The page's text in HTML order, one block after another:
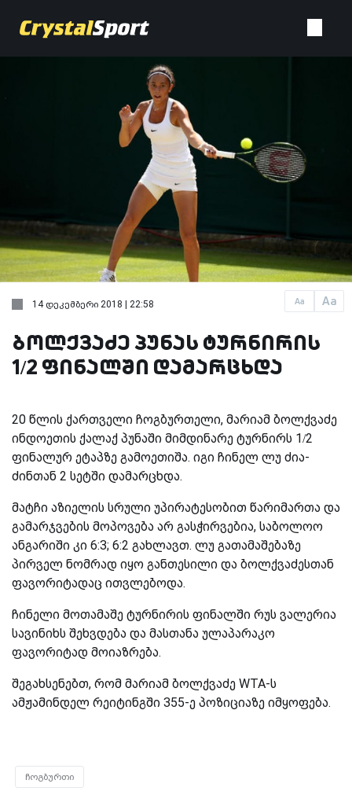
Aa Aa
14 დეკემბერი 2018 | 22:58
ბოლქვაძე პუნას ტურნირის
1/2 ფინალში დამარცხდა
20 წლის ქართველი ჩოგბურთელი, მარიამ ბოლქვაძე
ინდოეთის ქალაქ პუნაში მიმდინარე ტურნირს 1/2
ფინალურ ეტაპზე გამოეთიშა. იგი ჩინელ ლუ ძია-
ძინთან 2 სეტში დამარცხდა.
მატჩი აზიელის სრული უპირატესობით წარიმართა და
გამარჯვების მოპოვება არ გასჭირვებია, საბოლოო
ანგარიში კი 6:3; 6:2 გახლავთ. ლუ გათამაშებაზე
პირველ ნომრად იყო განთესილი და ბოლქვაძესთან
ფავორიტადაც ითვლებოდა.
ჩინელი მოთამაშე ტურნირის ფინალში რუს ვალერია
სავინიხს შეხვდება და მასთანა ულაპარაკო
ფავორიტად მოიაზრება.
შეგახსენებთ, რომ მარიამ ბოლქვაძე WTA-ს
ამჟამინდელ რეიტინგში 355-ე პოზიციაზე იმყოფება.
ჩოგბურთი